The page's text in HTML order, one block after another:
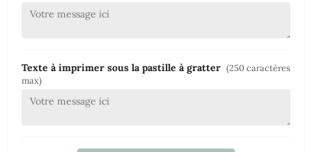
Texte à imprimer sous la pastille à gratter (250 caractères
max)